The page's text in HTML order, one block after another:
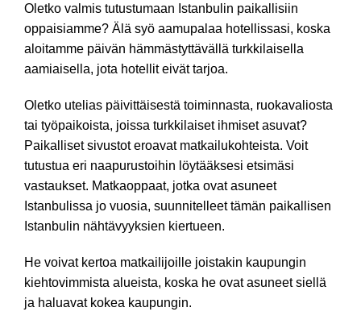
Oletko valmis tutustumaan Istanbulin paikallisiin
oppaisiamme? Älä syö aamupalaa hotellissasi, koska
aloitamme päivän hämmästyttävällä turkkilaisella
aamiaisella, jota hotellit eivät tarjoa.
Oletko utelias päivittäisestä toiminnasta, ruokavaliosta
tai työpaikoista, joissa turkkilaiset ihmiset asuvat?
Paikalliset sivustot eroavat matkailukohteista. Voit
tutustua eri naapurustoihin löytääksesi etsimäsi
vastaukset. Matkaoppaat, jotka ovat asuneet
Istanbulissa jo vuosia, suunnitelleet tämän paikallisen
Istanbulin nähtävyyksien kiertueen.
He voivat kertoa matkailijoille joistakin kaupungin
kiehtovimmista alueista, koska he ovat asuneet siellä
ja haluavat kokea kaupungin.